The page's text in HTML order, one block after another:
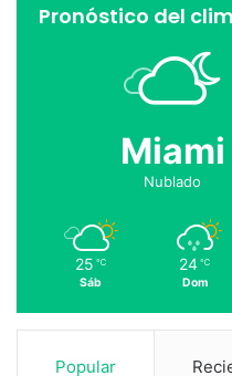
Pronóstico del
Miami
Nublado
25 ℃
Sáb
24 ℃
Dom
Popular